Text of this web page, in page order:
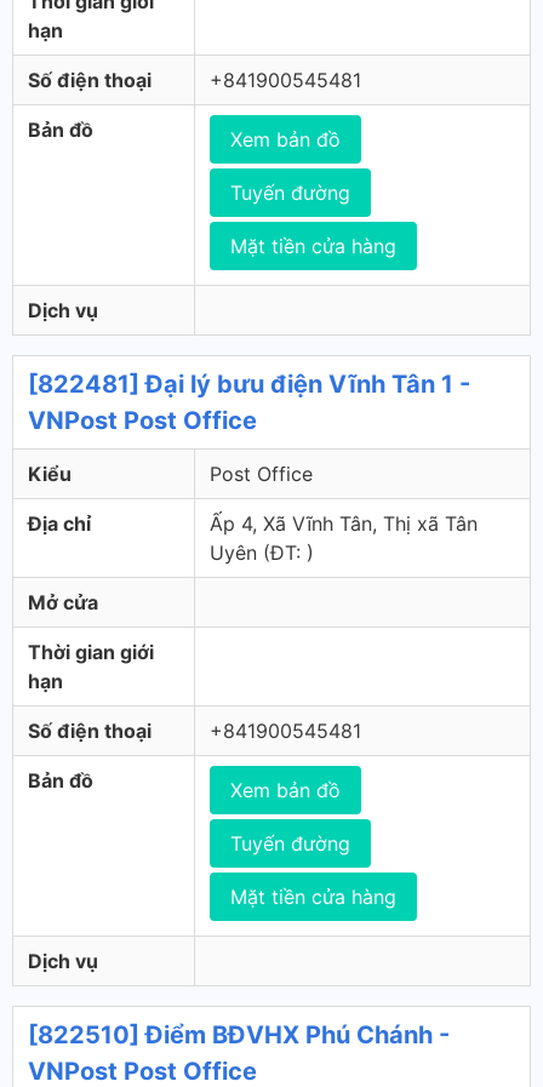
hạn
Số điện thoại +841900545481
Bản đồ Xem bản đồ
Tuyến đường
Mặt tiền cửa hàng
Dịch vụ
[822481] Đại lý bưu điện Vĩnh Tân 1 -
VNPost Post Office
Kiểu Post Office
Địa chỉ
Ấp 4, Xã Vĩnh Tân, Thị xã Tân
Uyên (ÐT: )
Mở cửa
Thời gian giới
hạn
Số điện thoại +841900545481
Bản đồ Xem bản đồ
Tuyến đường
Mặt tiền cửa hàng
Dịch vụ
[822510] Điểm BĐVHX Phú Chánh -
VNPost Post Office